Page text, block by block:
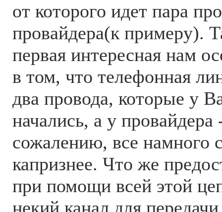
от которого идет пара
провайдера(к примеру).
первая интересная нам
в том, что телефонная
два провода, которые у
начались, а у
сожалению, все намного
капризнее. Что же
при помощи всей этой
некий канал для